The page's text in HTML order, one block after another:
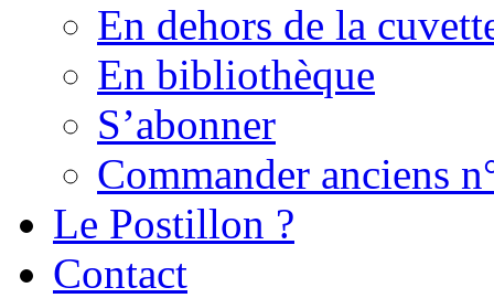
En dehors de la
En bibliothèque
S’abonner
Commander anciens
Le Postillon ?
Contact